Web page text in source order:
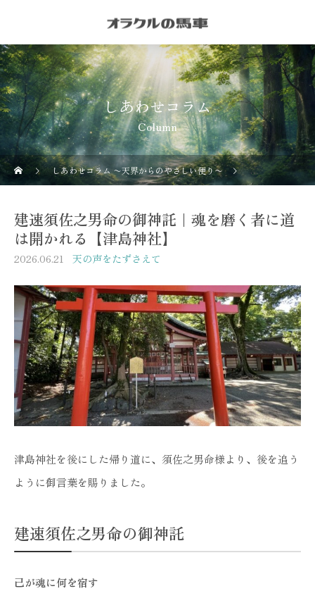
しあわせコラム
Column
しあわせコラム 〜天界からのやさしい便り〜 天の声をたずさ
建速須佐之男命の御神託｜魂を磨く者に道
は開かれる【津島神社】
2026.06.21 天の声をたずさえて
津島神社を後にした帰り道に、須佐之男命様より、後を追う
ように御言葉を賜りました。
建速須佐之男命の御神託
己が魂に何を宿す